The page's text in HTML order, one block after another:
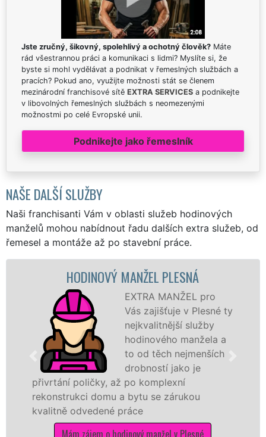
Jste zručný, šikovný, spolehlivý a ochotný člověk? Máte
rád všestrannou práci a komunikaci s lidmi? Myslíte si, že
byste si mohl vydělávat a podnikat v řemeslných službách a
pracích? Pokud ano, využijte možnosti stát se členem
mezinárodní franchisové sítě EXTRA SERVICES a podnikejte
v libovolných řemeslných službách s neomezenými
možnostmi po celé Evropské unii.
Podnikejte jako řemeslník
NAŠE DALŠÍ SLUŽBY
Naši franchisanti Vám v oblasti služeb hodinových
manželů mohou nabídnout řadu dalších extra služeb, od
řemesel a montáže až po stavební práce.
HODINOVÝ MANŽEL PLESNÁ
EXTRA MANŽEL pro
Vás zajišťuje v Plesné ty
nejkvalitnější služby
hodinového manžela a
to od těch nejmenších
drobností jako je
přivrtání poličky, až po komplexní
rekonstrukci domu a bytu se zárukou
kvalitně odvedené práce
Mám zájem o hodinový manžel v Plesné